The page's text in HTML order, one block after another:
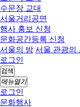
수문장 교대
서울거리공연
행사 홍보 신청
문화공간등록 신청
서울의 밤 서울 관광의
로그인
검색
메뉴열기
로그인
문화행사